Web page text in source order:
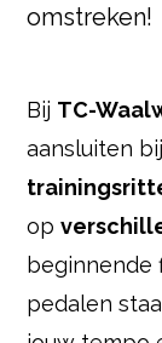
omstreken!
Bij TC-
aansluiten
op
beginnende
pedalen